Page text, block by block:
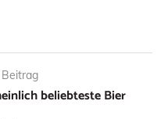
beliebteste Bier